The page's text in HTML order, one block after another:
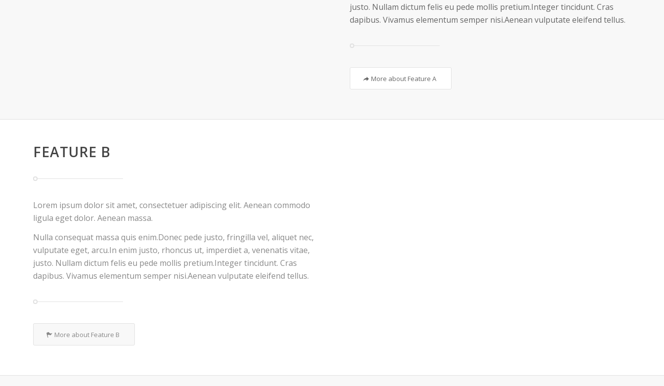
justo. Nullam dictum felis eu pede mollis pretium.Integer tincidunt. Cras
dapibus. Vivamus elementum semper nisi.Aenean vulputate eleifend tellus.
More about Feature A
FEATURE B
Lorem ipsum dolor sit amet, consectetuer adipiscing elit. Aenean commodo
ligula eget dolor. Aenean massa.
Nulla consequat massa quis enim.Donec pede justo, fringilla vel, aliquet nec,
vulputate eget, arcu.In enim justo, rhoncus ut, imperdiet a, venenatis vitae,
justo. Nullam dictum felis eu pede mollis pretium.Integer tincidunt. Cras
dapibus. Vivamus elementum semper nisi.Aenean vulputate eleifend tellus.
More about Feature B